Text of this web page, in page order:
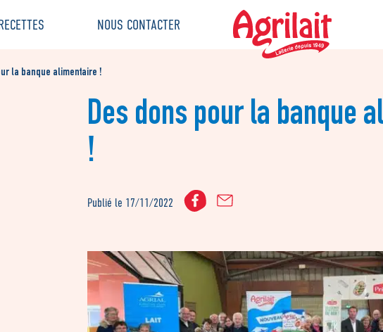
NOUS CONTACTER
la banque alimentaire !
Des dons pour la banque
!
Publié le 17/11/2022